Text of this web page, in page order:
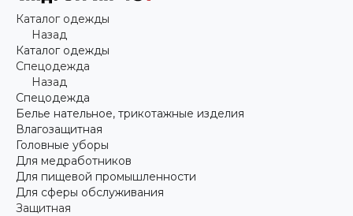
Каталог одежды
Назад
Каталог одежды
Спецодежда
Назад
Спецодежда
Белье нательное, трикотажные изделия
Влагозащитная
Головные уборы
Для медработников
Для пищевой промышленности
Для сферы обслуживания
Защитная